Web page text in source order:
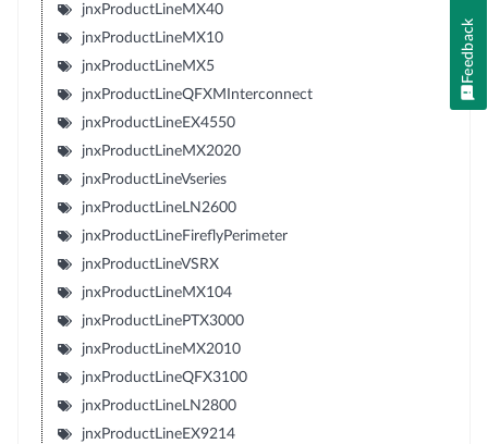
jnxProductLineMX40
jnxProductLineMX10
jnxProductLineMX5
jnxProductLineQFXMInterconnect
jnxProductLineEX4550
jnxProductLineMX2020
jnxProductLineVseries
jnxProductLineLN2600
jnxProductLineFireflyPerimeter
jnxProductLineVSRX
jnxProductLineMX104
jnxProductLinePTX3000
jnxProductLineMX2010
jnxProductLineQFX3100
jnxProductLineLN2800
jnxProductLineEX9214
Feedback